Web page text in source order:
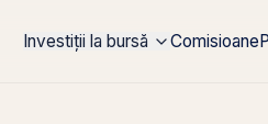
Investiții la bursă Comisioane